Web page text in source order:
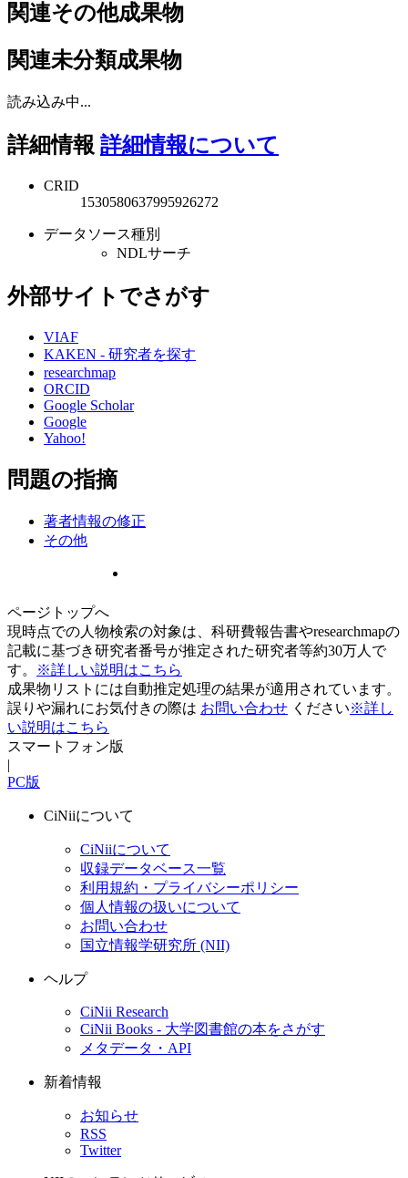
関連その他成果物
関連未分類成果物
読み込み中...
詳細情報 詳細情報について
CRID
1530580637995926272
データソース種別
NDLサーチ
外部サイトでさがす
VIAF
KAKEN - 研究者を探す
researchmap
ORCID
Google Scholar
Google
Yahoo!
問題の指摘
著者情報の修正
その他
ページトップへ
現時点での人物検索の対象は、科研費報告書やresearchmapの
記載に基づき研究者番号が推定された研究者等約30万人で
す。
※詳しい説明はこちら
成果物リストには自動推定処理の結果が適用されています。
誤りや漏れにお気付きの際は お問い合わせ ください※詳し
い説明はこちら
スマートフォン版
|
PC版
CiNiiについて
CiNiiについて
収録データベース一覧
利用規約・プライバシーポリシー
個人情報の扱いについて
お問い合わせ
国立情報学研究所 (NII)
ヘルプ
CiNii Research
CiNii Books - 大学図書館の本をさがす
メタデータ・API
新着情報
お知らせ
RSS
Twitter